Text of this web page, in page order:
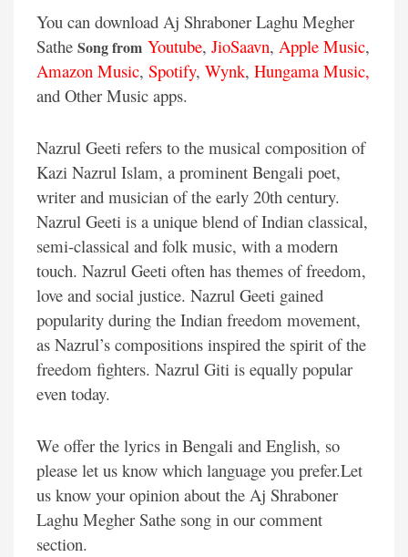
You can download Aj Shraboner Laghu Megher
Sathe Song from Youtube, JioSaavn, Apple Music,
Amazon Music, Spotify, Wynk, Hungama Music,
and Other Music apps.
Nazrul Geeti refers to the musical composition of
Kazi Nazrul Islam, a prominent Bengali poet,
writer and musician of the early 20th century.
Nazrul Geeti is a unique blend of Indian classical,
semi-classical and folk music, with a modern
touch. Nazrul Geeti often has themes of freedom,
love and social justice. Nazrul Geeti gained
popularity during the Indian freedom movement,
as Nazrul’s compositions inspired the spirit of the
freedom fighters. Nazrul Giti is equally popular
even today.
We offer the lyrics in Bengali and English, so
please let us know which language you prefer.Let
us know your opinion about the Aj Shraboner
Laghu Megher Sathe song in our comment
section.